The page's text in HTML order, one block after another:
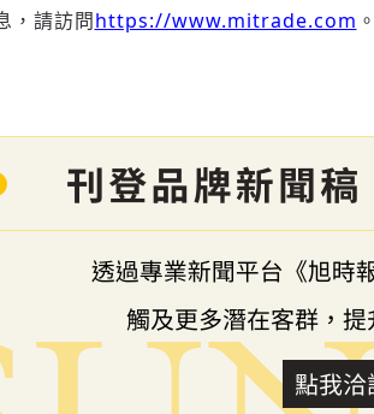
，請訪問https://www.mitrade.com 。